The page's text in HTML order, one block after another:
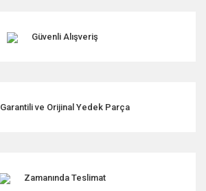
Güvenli Alışveriş
Garantili ve Orijinal Yedek Parça
Zamanında Teslimat